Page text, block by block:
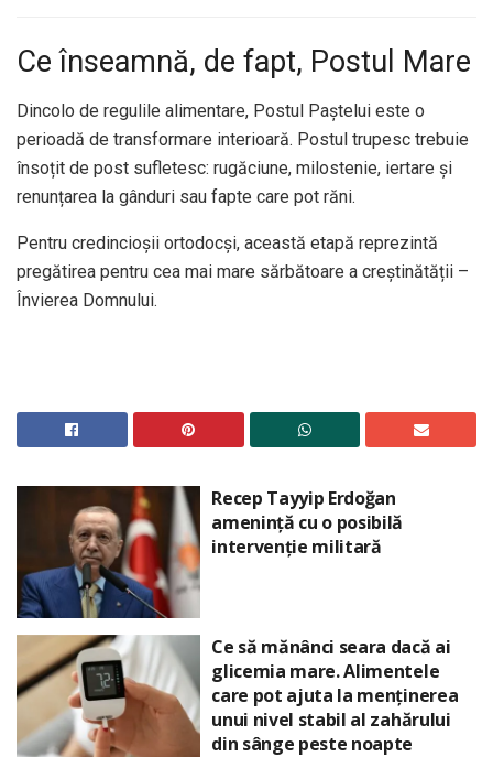
Ce înseamnă, de fapt, Postul Mare
Dincolo de regulile alimentare, Postul Paștelui este o
perioadă de transformare interioară. Postul trupesc trebuie
însoțit de post sufletesc: rugăciune, milostenie, iertare și
renunțarea la gânduri sau fapte care pot răni.
Pentru credincioșii ortodocși, această etapă reprezintă
pregătirea pentru cea mai mare sărbătoare a creștinătății –
Învierea Domnului.
Recep Tayyip Erdoğan
amenință cu o posibilă
intervenție militară
Ce să mănânci seara dacă ai
glicemia mare. Alimentele
care pot ajuta la menținerea
unui nivel stabil al zahărului
din sânge peste noapte